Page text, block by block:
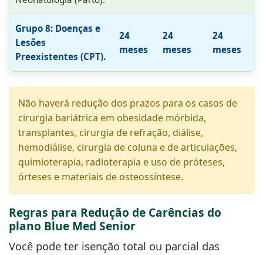
Grupo 8: Doenças e
Lesões
Preexistentes (CPT).
24
meses
24
meses
24
meses
Não haverá redução dos prazos para os casos de
cirurgia bariátrica em obesidade mórbida,
transplantes, cirurgia de refração, diálise,
hemodiálise, cirurgia de coluna e de articulações,
quimioterapia, radioterapia e uso de próteses,
órteses e materiais de osteossíntese.
Regras para Redução de Carências do
plano Blue Med Senior
Você pode ter isenção total ou parcial das